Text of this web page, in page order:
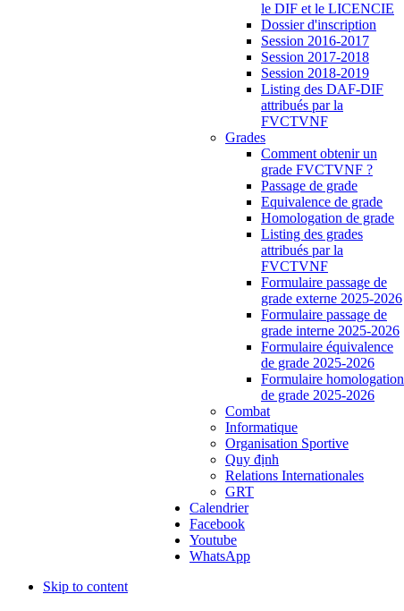
le DIF et le LICENCIE
Dossier d'inscription
Session 2016-2017
Session 2017-2018
Session 2018-2019
Listing des DAF-DIF
attribués par la
FVCTVNF
Grades
Comment obtenir un
grade FVCTVNF ?
Passage de grade
Equivalence de grade
Homologation de grade
Listing des grades
attribués par la
FVCTVNF
Formulaire passage de
grade externe 2025-2026
Formulaire passage de
grade interne 2025-2026
Formulaire équivalence
de grade 2025-2026
Formulaire homologation
de grade 2025-2026
Combat
Informatique
Organisation Sportive
Quy định
Relations Internationales
GRT
Calendrier
Facebook
Youtube
WhatsApp
Skip to content